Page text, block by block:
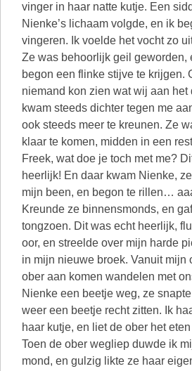
vinger in haar natte kutje. Een
Nienke’s lichaam volgde, en ik
vingeren. Ik voelde het vocht zo
Ze was behoorlijk geil geworden,
begon een flinke stijve te krijgen.
niemand kon zien wat wij aan
kwam steeds dichter tegen me
ook steeds meer te kreunen. Ze
klaar te komen, midden in een
Freek, wat doe je toch met me?
heerlijk! En daar kwam Nienke,
mijn been, en begon te rillen…
Kreunde ze binnensmonds, en
tongzoen. Dit was echt heerlijk,
oor, en streelde over mijn harde
in mijn nieuwe broek. Vanuit mijn
ober aan komen wandelen met
Nienke een beetje weg, ze
weer een beetje recht zitten. Ik
haar kutje, en liet de ober het
Toen de ober wegliep duwde ik
mond, en gulzig likte ze haar